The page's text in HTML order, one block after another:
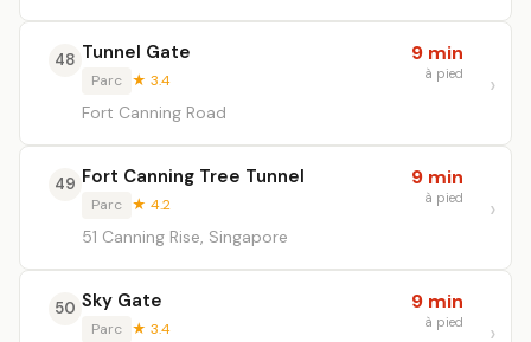
48 Tunnel Gate
Parc ★ 3.4
Fort Canning Road
9 min
à pied
49 Fort Canning Tree Tunnel
Parc ★ 4.2
51 Canning Rise, Singapore
9 min
à pied
50 Sky Gate
Parc ★ 3.4
9 min
à pied